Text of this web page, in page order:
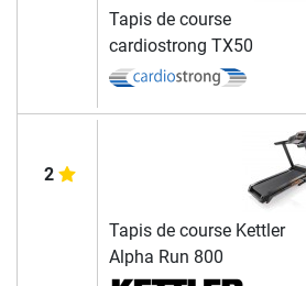
Tapis de course
cardiostrong TX50
2
Tapis de course Kettler
Alpha Run 800